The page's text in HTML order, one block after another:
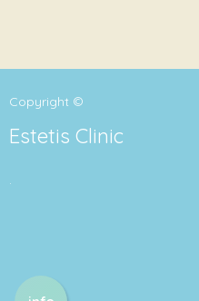
Copyright ©
Estetis Clinic
.